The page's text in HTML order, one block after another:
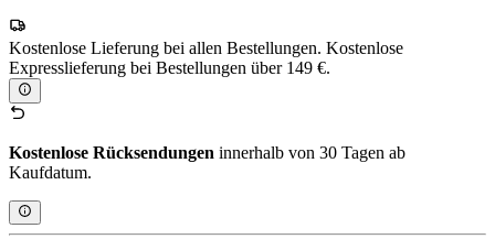
Kostenlose Lieferung bei allen Bestellungen. Kostenlose
Expresslieferung bei Bestellungen über 149 €.
Kostenlose Rücksendungen innerhalb von 30 Tagen ab
Kaufdatum.